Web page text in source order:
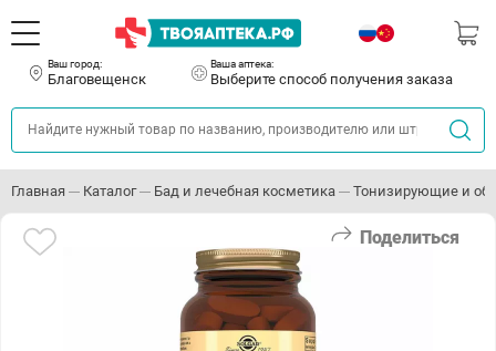
Ваш город:
Благовещенск
Ваша аптека:
Выберите способ получения заказа
Главная Каталог Бад и лечебная косметика Тонизирующие и
Поделиться